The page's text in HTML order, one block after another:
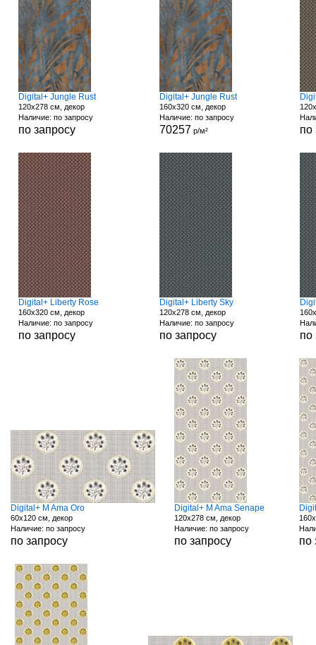
Digital+ Jungle Rust
120x278 см, декор
Наличие: по запросу
по запросу
Digital+ Jungle Rust
160x320 см, декор
Наличие: по запросу
70257 р/м² по
Digital+ Liberty Rose
160x320 см, декор
Наличие: по запросу
по запросу
Digital+ Liberty Sky
120x278 см, декор
Наличие: по запросу
по запросу по
Digital+ M Ama Oro
60x120 см, декор
Наличие: по запросу
по запросу
Digital+ M Ama Senape
120x278 см, декор
Наличие: по запросу
по запросу по